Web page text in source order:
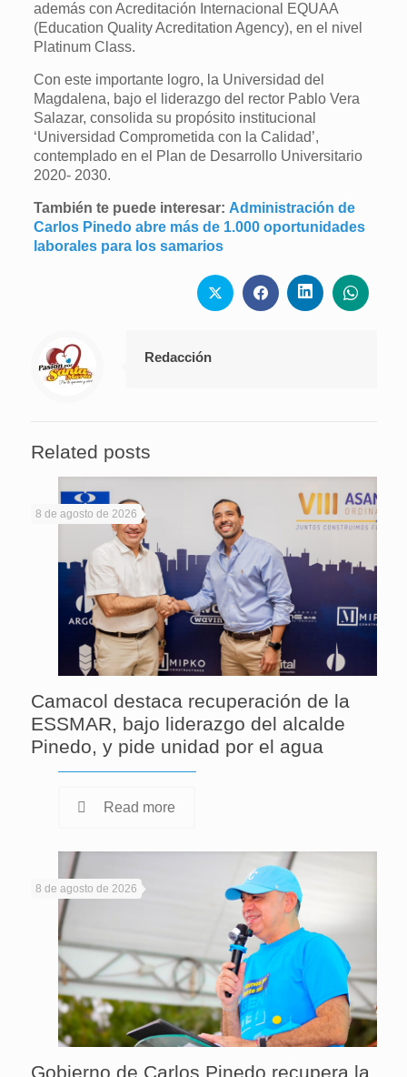
además con Acreditación Internacional EQUAA
(Education Quality Acreditation Agency), en el nivel
Platinum Class.
Con este importante logro, la Universidad del
Magdalena, bajo el liderazgo del rector Pablo Vera
Salazar, consolida su propósito institucional
‘Universidad Comprometida con la Calidad’,
contemplado en el Plan de Desarrollo Universitario
2020- 2030.
También te puede interesar: Administración de
Carlos Pinedo abre más de 1.000 oportunidades
laborales para los samarios
Redacción
Related posts
8 de agosto de 2026
Camacol destaca recuperación de la
ESSMAR, bajo liderazgo del alcalde
Pinedo, y pide unidad por el agua
Read more
8 de agosto de 2026
Gobierno de Carlos Pinedo recupera la